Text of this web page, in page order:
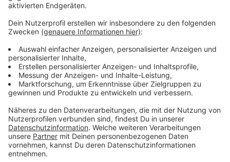
betroffen sein – und das flächendeckend: Das
Busunternehmen Regionalverkehr Münsterland
rechnet mit erheblichen Beeinträchtigungen. Vor allem
in den Mittags- und Nachmittagsstunden sei mit
Verspätungen auch für den Busverkehr zu rechnen.
Welche Streckenabschnitte das wann betrifft, sei
nicht bekannt.
Anzeige
Worum es geht
Anzeige